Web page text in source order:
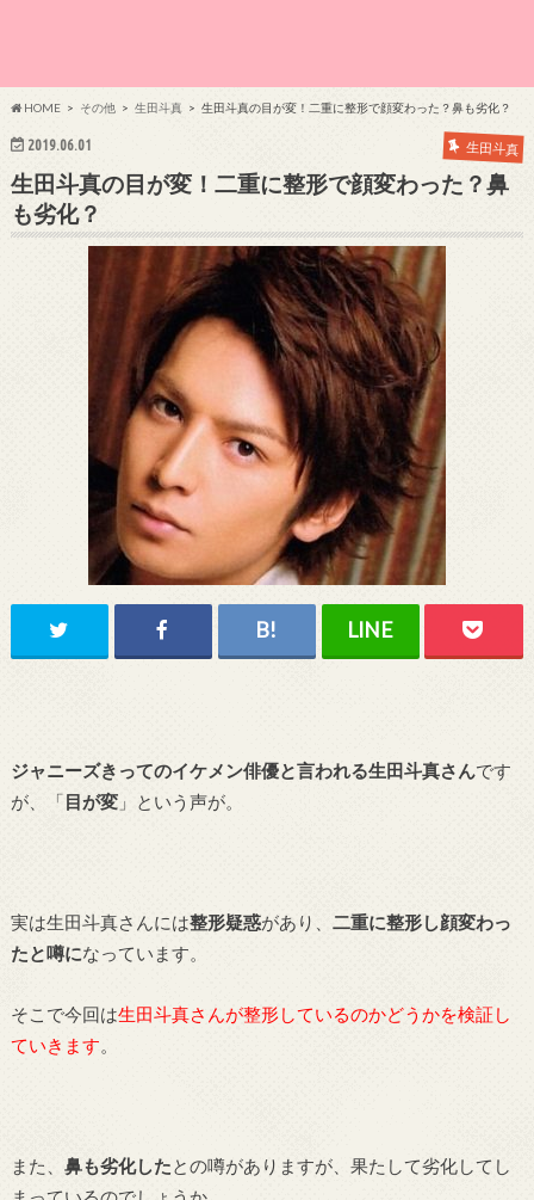
HOME その他 生田斗真 生田斗真の目が変！二重に整形で顔変わった？鼻も劣化？
2019.06.01 生田斗真
生田斗真の目が変！二重に整形で顔変わった？鼻
も劣化？
ジャニーズきってのイケメン俳優と言われる生田斗真さんです
が、「目が変」という声が。
実は生田斗真さんには整形疑惑があり、 二重に整形し顔変わっ
たと噂になっています。
そこで今回は生田斗真さんが整形しているのかどうかを検証し
ていきます
また、 鼻も劣化したとの噂がありますが、果たして劣化してし